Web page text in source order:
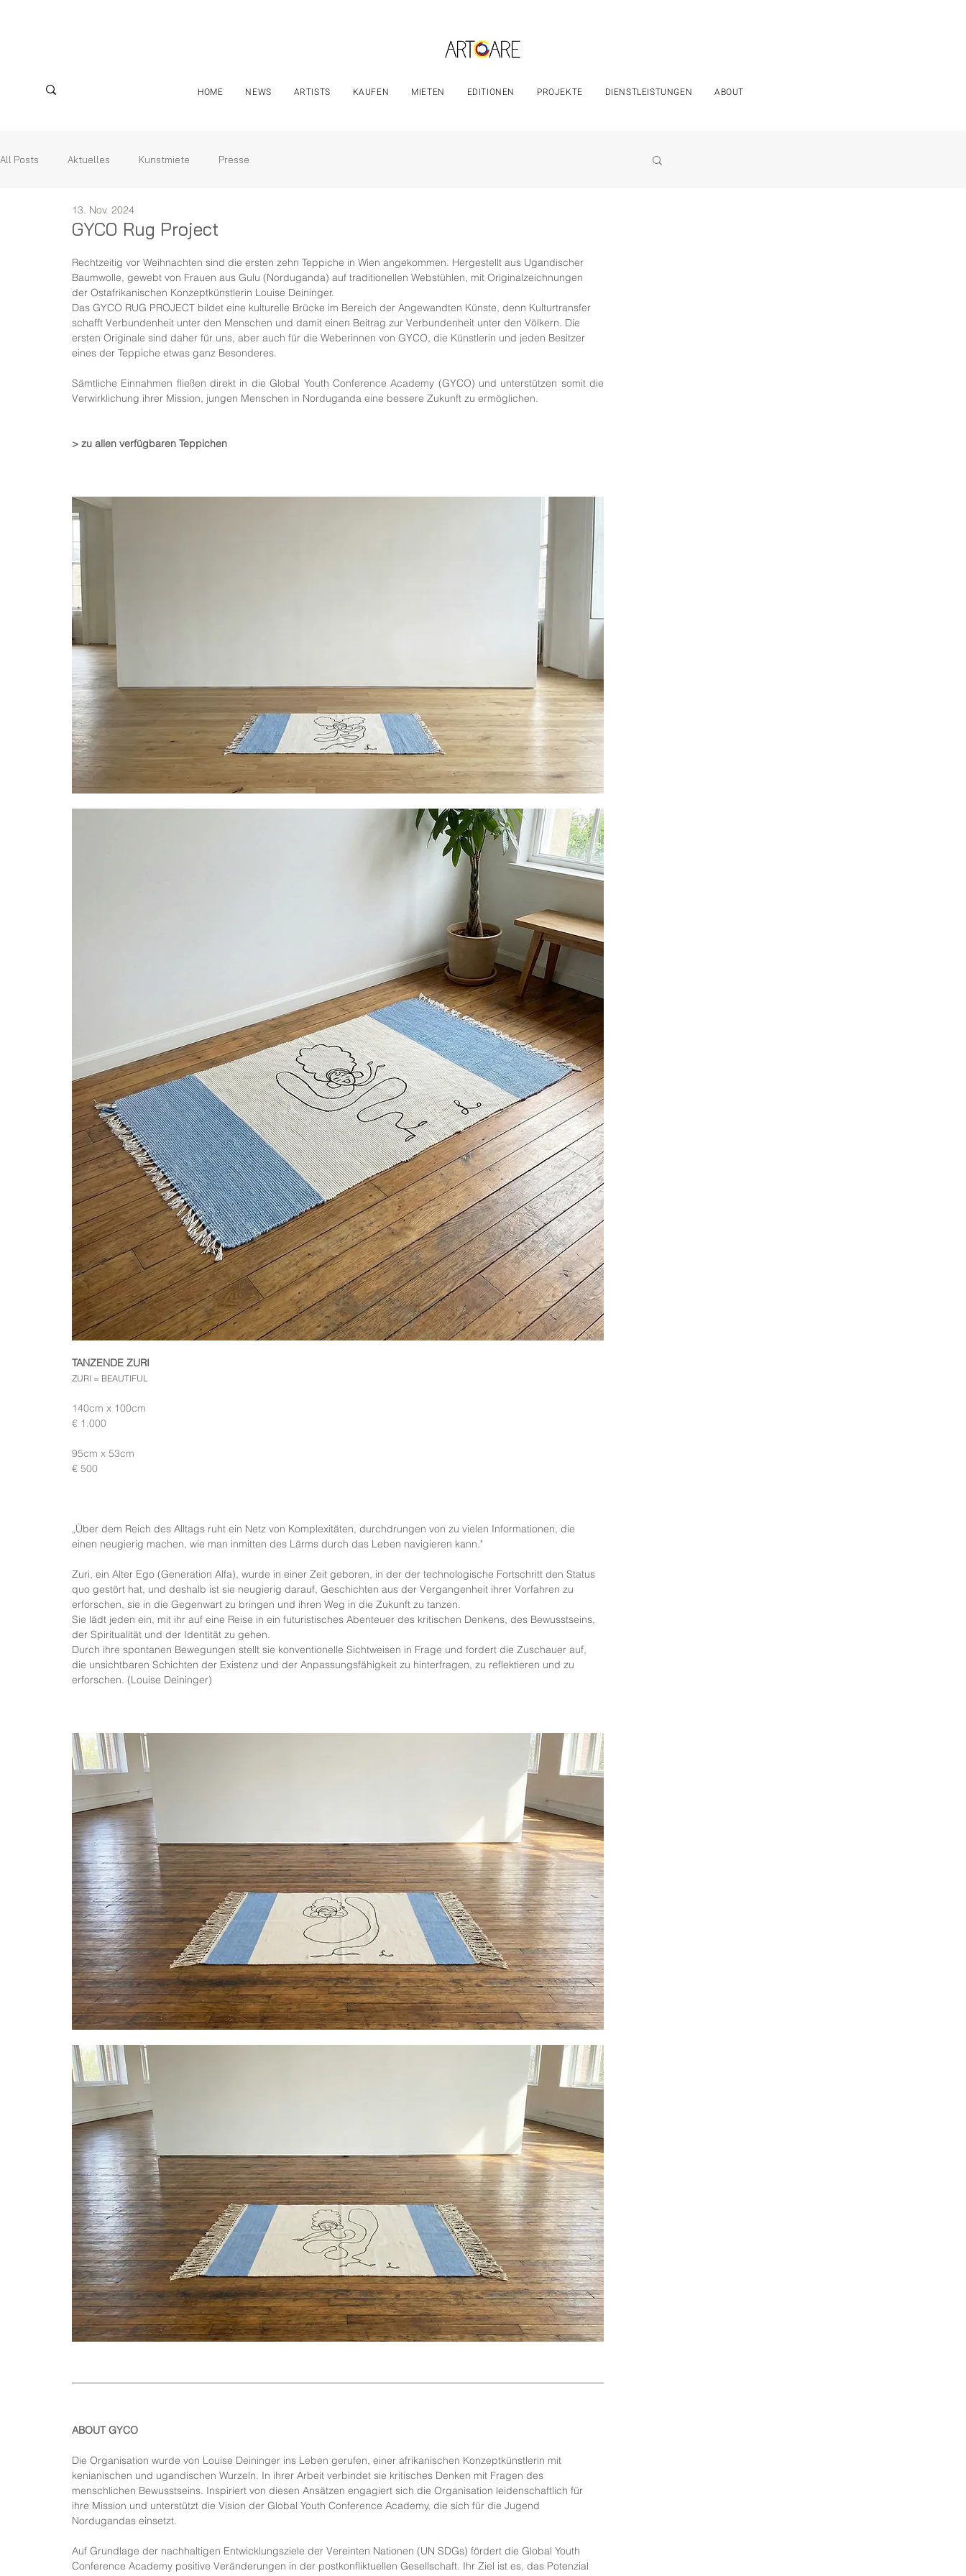
HOME NEWS ARTISTS KAUFEN MIETEN EDITIONEN PROJEKTE DIENSTLEISTUNGEN ABOUT
All Posts Aktuelles Kunstmiete Presse
GYCO Rug Project
13. Nov. 2024
Rechtzeitig vor Weihnachten sind die ersten zehn Teppiche in Wien angekommen. Hergestellt aus Ugandischer
Baumwolle, gewebt von Frauen aus Gulu (Norduganda) auf traditionellen Webstühlen, mit Originalzeichnungen
der Ostafrikanischen Konzeptkünstlerin Louise Deininger.
Das GYCO RUG PROJECT bildet eine kulturelle Brücke im Bereich der Angewandten Künste, denn Kulturtransfer
schafft Verbundenheit unter den Menschen und damit einen Beitrag zur Verbundenheit unter den Völkern. Die
ersten Originale sind daher für uns, aber auch für die Weberinnen von GYCO, die Künstlerin und jeden Besitzer
eines der Teppiche etwas ganz Besonderes.
Sämtliche Einnahmen fließen direkt in die Global Youth Conference Academy (GYCO) und unterstützen somit die
Verwirklichung ihrer Mission, jungen Menschen in Norduganda eine bessere Zukunft zu ermöglichen.
> zu allen verfügbaren Teppichen
TANZENDE ZURI
ZURI = BEAUTIFUL
140cm x 100cm
€ 1.000
95cm x 53cm
€ 500
„Über dem Reich des Alltags ruht ein Netz von Komplexitäten, durchdrungen von zu vielen Informationen, die
einen neugierig machen, wie man inmitten des Lärms durch das Leben navigieren kann."
Zuri, ein Alter Ego (Generation Alfa), wurde in einer Zeit geboren, in der der technologische Fortschritt den Status
quo gestört hat, und deshalb ist sie neugierig darauf, Geschichten aus der Vergangenheit ihrer Vorfahren zu
erforschen, sie in die Gegenwart zu bringen und ihren Weg in die Zukunft zu tanzen.
Sie lädt jeden ein, mit ihr auf eine Reise in ein futuristisches Abenteuer des kritischen Denkens, des Bewusstseins,
der Spiritualität und der Identität zu gehen.
Durch ihre spontanen Bewegungen stellt sie konventionelle Sichtweisen in Frage und fordert die Zuschauer auf,
die unsichtbaren Schichten der Existenz und der Anpassungsfähigkeit zu hinterfragen, zu reflektieren und zu
erforschen. (Louise Deininger)
ABOUT GYCO
Die Organisation wurde von Louise Deininger ins Leben gerufen, einer afrikanischen Konzeptkünstlerin mit
kenianischen und ugandischen Wurzeln. In ihrer Arbeit verbindet sie kritisches Denken mit Fragen des
menschlichen Bewusstseins. Inspiriert von diesen Ansätzen engagiert sich die Organisation leidenschaftlich für
ihre Mission und unterstützt die Vision der Global Youth Conference Academy, die sich für die Jugend
Nordugandas einsetzt.
Auf Grundlage der nachhaltigen Entwicklungsziele der Vereinten Nationen (UN SDGs) fördert die Global Youth
Conference Academy positive Veränderungen in der postkonfliktuellen Gesellschaft. Ihr Ziel ist es, das Potenzial